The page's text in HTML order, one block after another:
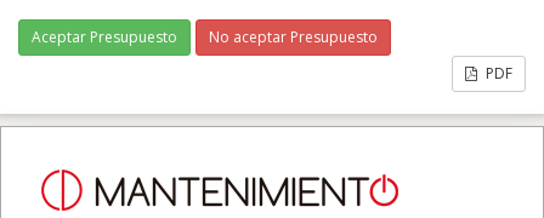
Aceptar Presupuesto
No aceptar Presupuesto
PDF